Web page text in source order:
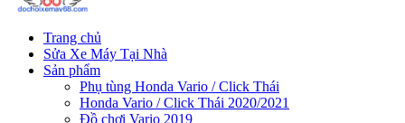
Trang chủ
Sửa Xe Máy Tại Nhà
Sản phẩm
Phụ tùng Honda Vario / Click Thái
Honda Vario / Click Thái 2020/2021
Đồ chơi Vario 2019